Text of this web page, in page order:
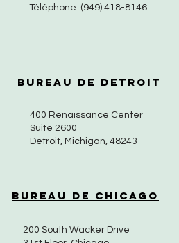
Téléphone: (949) 418-8146
Bureau de Detroit
400 Renaissance Center
Suite 2600
Detroit, Michigan, 48243
Bureau de Chicago
200 South Wacker Drive